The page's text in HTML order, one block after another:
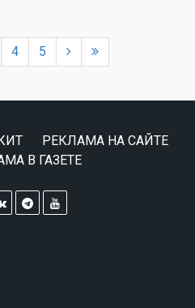
4 5
РЕКЛАМА НА САЙТЕ
В ГАЗЕТЕ